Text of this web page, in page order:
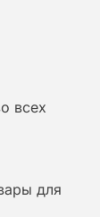
всех
для